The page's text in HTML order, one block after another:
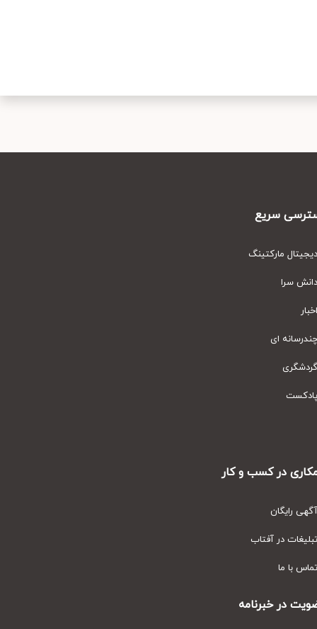
سریع
مارکتینگ
سرا
ای
در کسب و کار
رایگان
در آفتاب
با ما
در خبرنامه